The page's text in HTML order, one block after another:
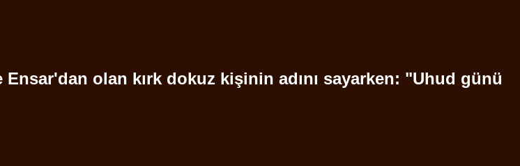
Ensar'dan olan kırk dokuz kişinin adını sayarken: "Uhud günü